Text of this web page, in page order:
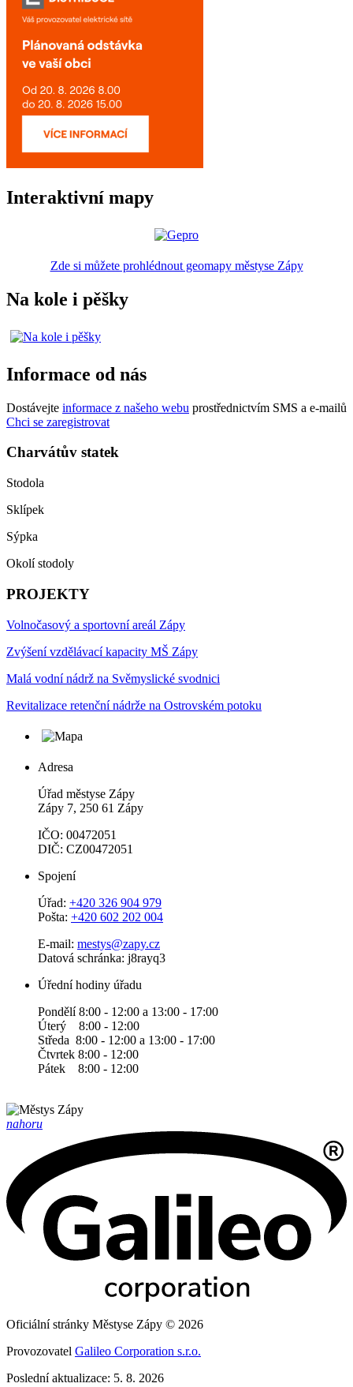
Interaktivní mapy
Zde si můžete prohlédnout geomapy městyse Zápy
Na kole i pěšky
Informace od nás
Dostávejte informace z našeho webu prostřednictvím SMS a e-mailů
Chci se zaregistrovat
Charvátův statek
Stodola
Sklípek
Sýpka
Okolí stodoly
PROJEKTY
Volnočasový a sportovní areál Zápy
Zvýšení vzdělávací kapacity MŠ Zápy
Malá vodní nádrž na Svěmyslické svodnici
Revitalizace retenční nádrže na Ostrovském potoku
Adresa
Úřad městyse Zápy
Zápy 7, 250 61 Zápy
IČO: 00472051
DIČ: CZ00472051
Spojení
Úřad: +420 326 904 979
Pošta: +420 602 202 004
E-mail: mestys@zapy.cz
Datová schránka: j8rayq3
Úřední hodiny úřadu
Pondělí 8:00 - 12:00 a 13:00 - 17:00
Úterý 8:00 - 12:00
Středa 8:00 - 12:00 a 13:00 - 17:00
Čtvrtek 8:00 - 12:00
Pátek 8:00 - 12:00
nahoru
Oficiální stránky Městyse Zápy © 2026
Provozovatel Galileo Corporation s.r.o.
Poslední aktualizace: 5. 8. 2026